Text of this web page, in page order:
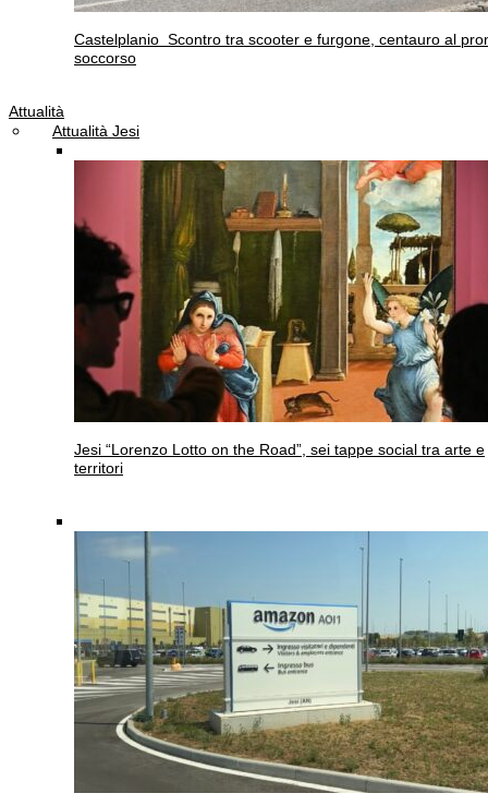
Castelplanio Scontro tra scooter e furgone, centauro al
soccorso
Attualità
Attualità Jesi
Jesi “Lorenzo Lotto on the Road”, sei tappe social tra arte e
territori